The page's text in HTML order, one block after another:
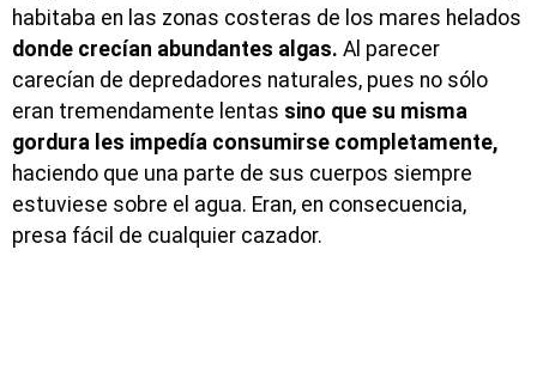
habitaba en las zonas costeras de los mares helados
donde crecían abundantes algas. Al parecer
carecían de depredadores naturales, pues no sólo
eran tremendamente lentas sino que su misma
gordura les impedía consumirse completamente,
haciendo que una parte de sus cuerpos siempre
estuviese sobre el agua. Eran, en consecuencia,
presa fácil de cualquier cazador.